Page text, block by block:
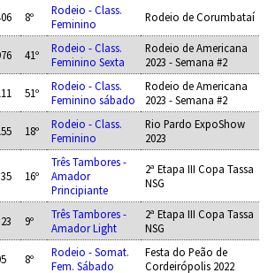
8º
Rodeio - Class.
Feminino
Rodeio de Corumbataí
41º
Rodeio - Class.
Feminino Sexta
Rodeio de Americana
2023 - Semana #2
51º
Rodeio - Class.
Feminino sábado
Rodeio de Americana
2023 - Semana #2
18º
Rodeio - Class.
Feminino
Rio Pardo ExpoShow
2023
16º
Três Tambores -
Amador
Principiante
2ª Etapa III Copa Tassa
NSG
9º
Três Tambores -
Amador Light
2ª Etapa III Copa Tassa
NSG
8º
Rodeio - Somat.
Fem. Sábado
Festa do Peão de
Cordeirópolis 2022